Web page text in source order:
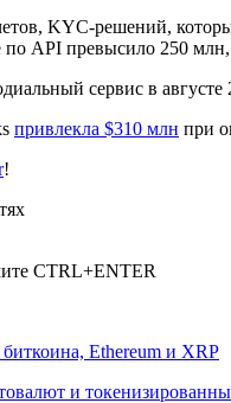
KYC-решений,
по API превысило 250
сервис в августе
привлекла $310 млн при
!
CTRL+ENTER
Ethereum и XRP
и